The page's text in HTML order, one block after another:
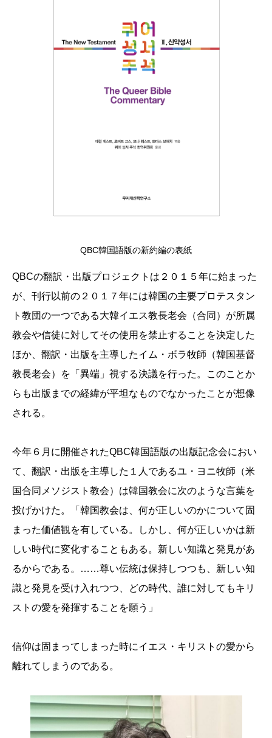
QBC韓国語版の新約編の表紙
QBCの翻訳・出版プロジェクトは２０１５年に始まった
が、刊行以前の２０１７年には韓国の主要プロテスタン
ト教団の一つである大韓イエス教長老会（合同）が所属
教会や信徒に対してその使用を禁止することを決定した
ほか、翻訳・出版を主導したイム・ボラ牧師（韓国基督
教長老会）を「異端」視する決議を行った。このことか
らも出版までの経緯が平坦なものでなかったことが想像
される。
今年６月に開催されたQBC韓国語版の出版記念会におい
て、翻訳・出版を主導した１人であるユ・ヨニ牧師（米
国合同メソジスト教会）は韓国教会に次のような言葉を
投げかけた。「韓国教会は、何が正しいのかについて固
まった価値観を有している。しかし、何が正しいかは新
しい時代に変化することもある。新しい知識と発見があ
るからである。……尊い伝統は保持しつつも、新しい知
識と発見を受け入れつつ、どの時代、誰に対してもキリ
ストの愛を発揮することを願う」
信仰は固まってしまった時にイエス・キリストの愛から
離れてしまうのである。